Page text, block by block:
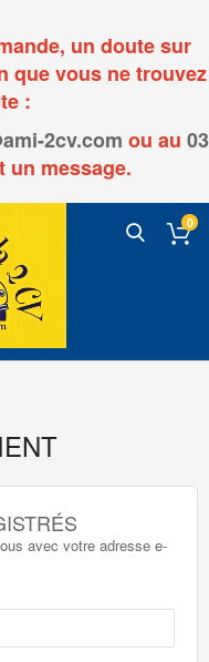
un doute sur
que vous ne trouvez
:
2cv.com ou au 03
message.
0
avec votre adresse e-